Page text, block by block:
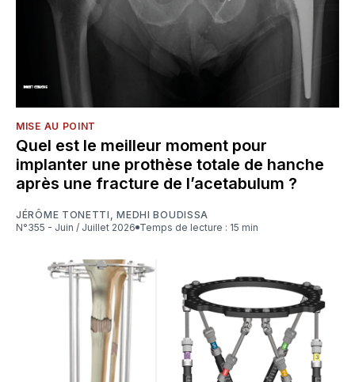
MISE AU POINT
Quel est le meilleur moment pour
implanter une prothèse totale de hanche
après une fracture de l’acetabulum ?
JÉRÔME TONETTI ,MEDHI BOUDISSA
N°355 - Juin / Juillet 2026
Temps de lecture : 15 min